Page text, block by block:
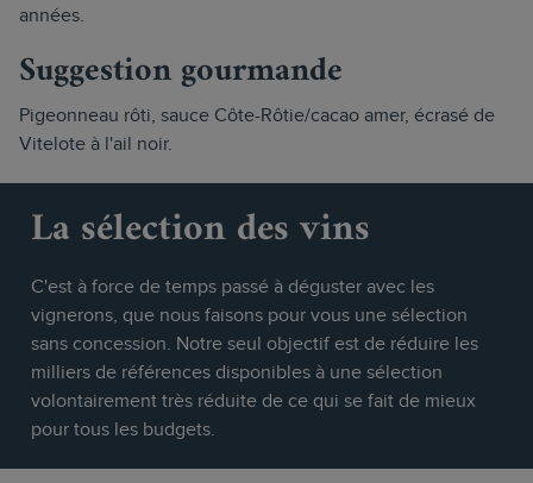
années.
Suggestion gourmande
Pigeonneau rôti, sauce Côte-Rôtie/cacao amer, écrasé de
Vitelote à l'ail noir.
La sélection des vins
C'est à force de temps passé à déguster avec les
vignerons, que nous faisons pour vous une sélection
sans concession. Notre seul objectif est de réduire les
milliers de références disponibles à une sélection
volontairement très réduite de ce qui se fait de mieux
pour tous les budgets.